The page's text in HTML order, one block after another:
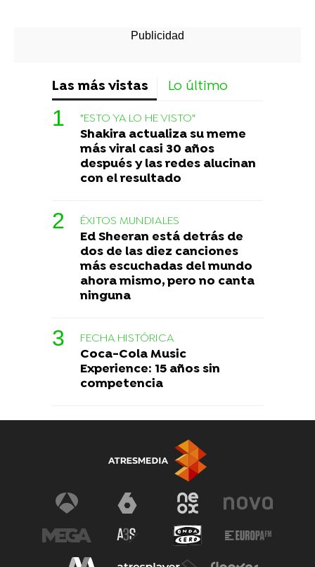
Las más vistas Lo último
"ESTO YA LO HE VISTO"
Shakira actualiza su meme
más viral casi 30 años
después y las redes alucinan
con el resultado
ÉXITOS MUNDIALES
Ed Sheeran está detrás de
dos de las diez canciones
más escuchadas del mundo
ahora mismo, pero no canta
ninguna
FECHA HISTÓRICA
Coca-Cola Music
Experience: 15 años sin
competencia